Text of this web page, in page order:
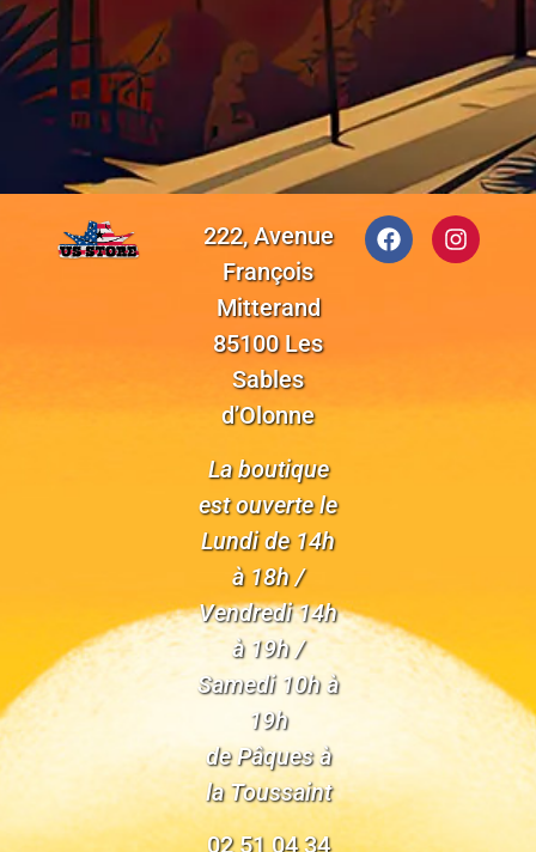
222, Avenue
François
Mitterand
85100 Les
Sables
d’Olonne
La boutique
est ouverte le
Lundi de 14h
à 18h /
Vendredi 14h
à 19h /
Samedi 10h à
19h
de Pâques à
la Toussaint
02 51 04 34